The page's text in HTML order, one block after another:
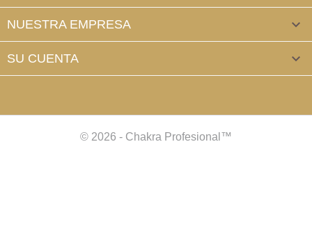
NUESTRA EMPRESA 
SU CUENTA 
© 2026 - Chakra Profesional™